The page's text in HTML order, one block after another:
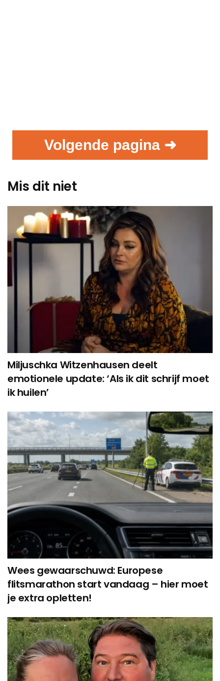
Volgende pagina ➜
Mis dit niet
Miljuschka Witzenhausen deelt
emotionele update: ‘Als ik dit schrijf moet
ik huilen’
Wees gewaarschuwd: Europese
flitsmarathon start vandaag – hier moet
je extra opletten!